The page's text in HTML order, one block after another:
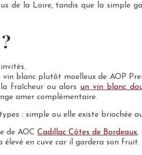
de la Loire, tandis que la simple
blanc plutôt moelleux de AOP
fraîcheur ou alors un vin blanc
amer complémentaire.
: simple ou elle existe briochée
de AOCCadillac Côtes de Bordeaux,
en cuve car il gardera son fruit.